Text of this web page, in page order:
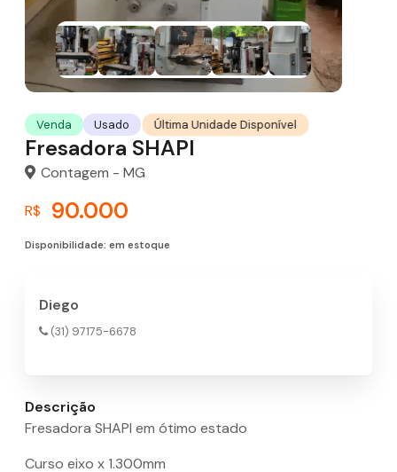
Venda Usado Última Unidade Disponível
Fresadora SHAPI
Contagem - MG
R$ 90.000
Disponibilidade: em estoque
Diego
(31) 97175-6678
Descrição
Fresadora SHAPI em ótimo estado
Curso eixo x 1.300mm